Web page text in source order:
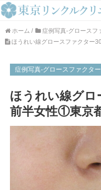
ホーム / 症例写真-グロースフ
ほうれい線グロースファクター
症例写真-グロースファクター
ほうれい線グロ
前半女性①東京